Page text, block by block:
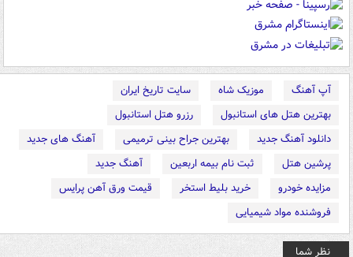
آپ آهنگ موزیک شاه
سایت تاریخ ایران
بهترین هتل های استانبول
رزرو هتل استانبول
دانلود آهنگ جدید
بهترین جراح بینی ترمیمی
آهنگ های جدید
پرشین هتل
ثبت نام بیمه اربعین
آهنگ جدید
مزایده خودرو
خرید بلیط استخر
قیمت ورق آهن پرایس
فروشنده مواد شیمیایی
نظر شما